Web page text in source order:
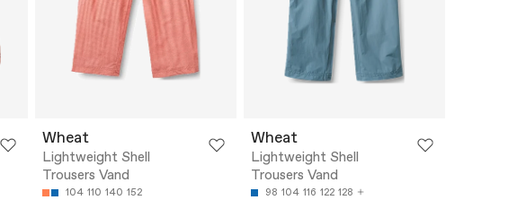
Wheat
Lightweight Shell
Trousers Vand
104 110 140 152
Wheat
Lightweight Shell
Trousers Vand
98 104 116 122 128